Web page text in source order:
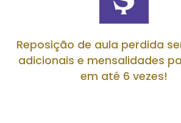
Reposição de aula perdida
adicionais e mensalidades
em até 6 vezes!